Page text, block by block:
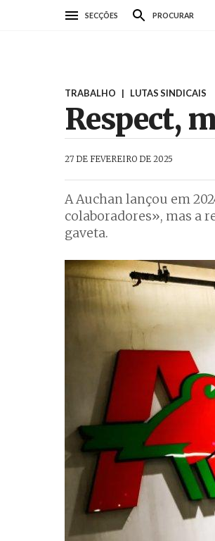
SECÇÕES PROCURAR
TRABALHO | LUTAS SINDICAIS
Respect,
27 DE FEVEREIRO DE 2025
A Auchan lançou em
colaboradores», mas a
gaveta.